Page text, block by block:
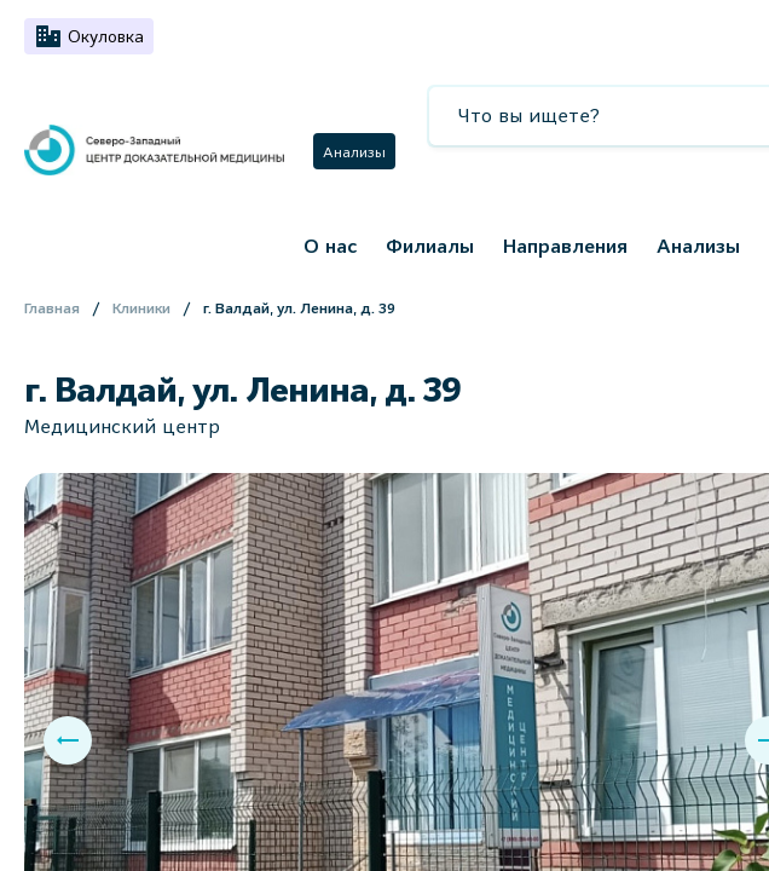
Окуловка
Анализы
О нас Филиалы Направления Анализы
Главная Клиники г. Валдай, ул. Ленина, д. 39
г. Валдай, ул. Ленина, д. 39
Медицинский центр